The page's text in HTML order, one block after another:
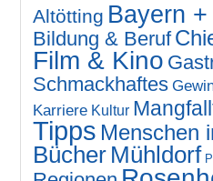
Altötting Bayern
Bildung & Beruf
Film & Kino
Schmackhaftes
Karriere Kultur
Tipps Menschen
Bücher Mühldorf